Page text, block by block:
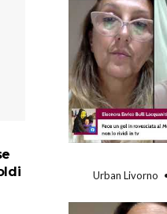
...
Urban Livorno